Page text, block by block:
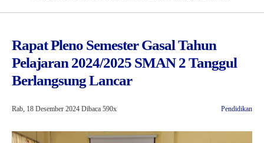
Informasi
Saluran Resmi WA
Rapat Pleno Semester Gasal Tahun
Pelajaran 2024/2025 SMAN 2 Tanggul
Berlangsung Lancar
Rab, 18 Desember 2024 Dibaca 590x Pendidikan